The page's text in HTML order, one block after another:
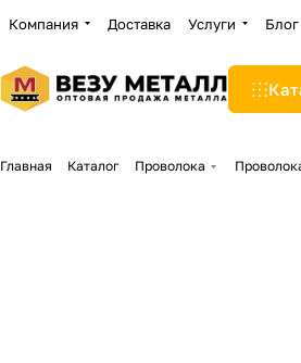
Компания Доставка Услуги Блог
Главная Каталог Проволока